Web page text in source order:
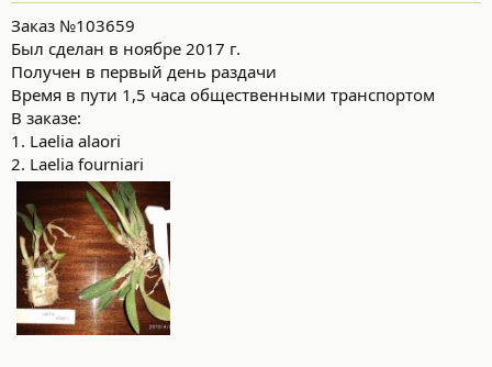
Заказ №103659
Был сделан в ноябре 2017 г.
Получен в первый день раздачи
Время в пути 1,5 часа общественными транспортом
В заказе:
1. Laelia alaori
2. Laelia fourniari